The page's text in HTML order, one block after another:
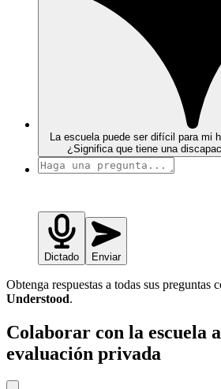
La escuela puede ser difícil para mi
¿Significa que tiene una
Dictado Enviar
Obtenga respuestas a todas sus preguntas
Understood.
Colaborar con la escuela
evaluación privada